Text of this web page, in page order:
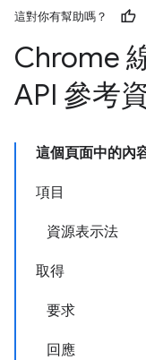
這對你有幫助嗎？
Chrome
API 參考
這個頁面中的內
項目
資源表示法
取得
要求
回應